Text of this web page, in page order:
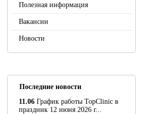
Полезная информация
Вакансии
Новости
Последние новости
11.06 График работы TopClinic в
праздник 12 июня 2026 г...